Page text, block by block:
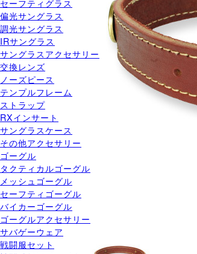
セーフティグラス
偏光サングラス
調光サングラス
IRサングラス
サングラスアクセサリー
交換レンズ
ノーズピース
テンプルフレーム
ストラップ
RXインサート
サングラスケース
その他アクセサリー
ゴーグル
タクティカルゴーグル
メッシュゴーグル
セーフティゴーグル
バイカーゴーグル
ゴーグルアクセサリー
サバゲーウェア
戦闘服セット